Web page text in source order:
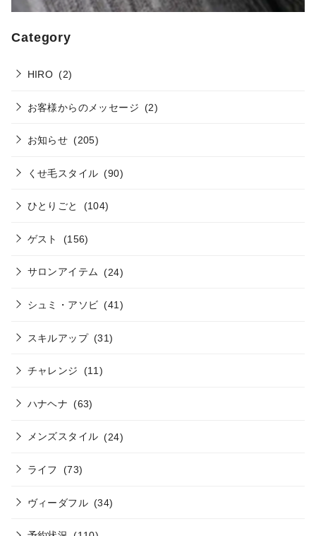
Category
HIRO (2)
お客様からのメッセージ (2)
お知らせ (205)
くせ毛スタイル (90)
ひとりごと (104)
ゲスト (156)
サロンアイテム (24)
シュミ・アソビ (41)
スキルアップ (31)
チャレンジ (11)
ハナヘナ (63)
メンズスタイル (24)
ライフ (73)
ヴィーダフル (34)